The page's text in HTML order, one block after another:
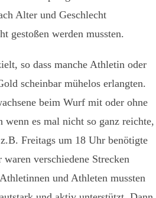
Alter und Geschlecht
gestoßen werden mussten.
so dass manche Athletin oder
scheinbar mühelos erlangten.
beim Wurf mit oder ohne
wenn es mal nicht so ganz reichte,
Freitags um 18 Uhr benötigte
verschiedene Strecken
und Athleten mussten